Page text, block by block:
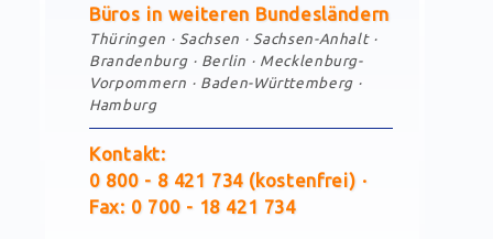
Büros in weiteren Bundesländern
Thüringen · Sachsen · Sachsen-Anhalt ·
Brandenburg · Berlin · Mecklenburg-
Vorpommern · Baden-Württemberg ·
Hamburg
Kontakt:
0 800 - 8 421 734 (kostenfrei) ·
Fax: 0 700 - 18 421 734